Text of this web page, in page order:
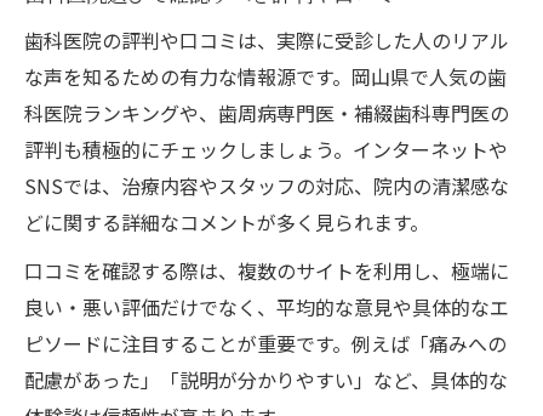
歯科医院の評判や口コミは、実際に受診した人のリアル
な声を知るための有力な情報源です。岡山県で人気の歯
科医院ランキングや、歯周病専門医・補綴歯科専門医の
評判も積極的にチェックしましょう。インターネットや
SNSでは、治療内容やスタッフの対応、院内の清潔感な
どに関する詳細なコメントが多く見られます。
口コミを確認する際は、複数のサイトを利用し、極端に
良い・悪い評価だけでなく、平均的な意見や具体的なエ
ピソードに注目することが重要です。例えば「痛みへの
配慮があった」「説明が分かりやすい」など、具体的な